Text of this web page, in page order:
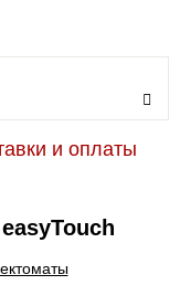
и оплаты